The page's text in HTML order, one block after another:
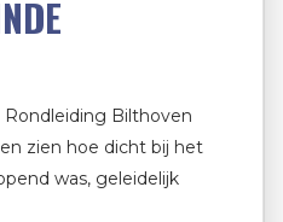
Bilthoven
zien hoe dicht bij het
was, geleidelijk